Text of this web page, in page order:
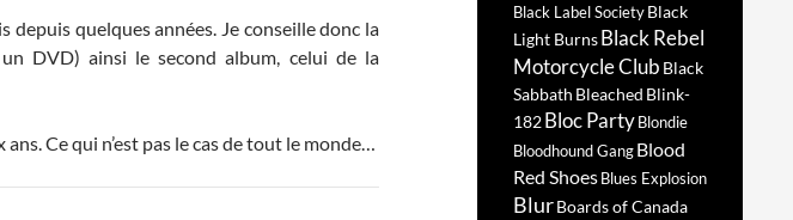
depuis quelques années. Je conseille donc la
DVD) ainsi le second album, celui de la
Ce qui n’est pas le cas de tout le monde…
Black Label SocietyBlack
Light Burns Black Rebel
Motorcycle Club Black
Sabbath Bleached Blink-
182 Bloc PartyBlondie
Bloodhound GangBlood
Red ShoesBlues Explosion
BlurBoards of Canada